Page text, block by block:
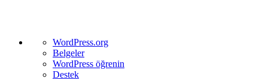
WordPress
hakkında
WordPress.org
Belgeler
WordPress öğrenin
Destek